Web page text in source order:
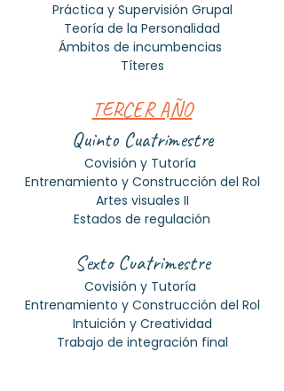
Práctica y Supervisión Grupal
Teoría de la Personalidad
Ámbitos de incumbencias
Títeres​
​TERCER AÑO
Quinto Cuatrimestre
Covisión y Tutoría
Entrenamiento y Construcción del Rol
Artes visuales II
Estados de regulación
Sexto Cuatrimestre
Covisión y Tutoría
Entrenamiento y Construcción del Rol
Intuición y Creatividad
Trabajo de integración final